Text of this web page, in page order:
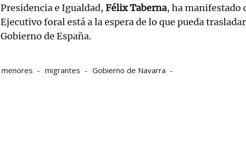
Presidencia e Igualdad, Félix Taberna, ha manifestado
Ejecutivo foral está a la espera de lo que pueda
Gobierno de España.
menores migrantes
Gobierno de Navarra